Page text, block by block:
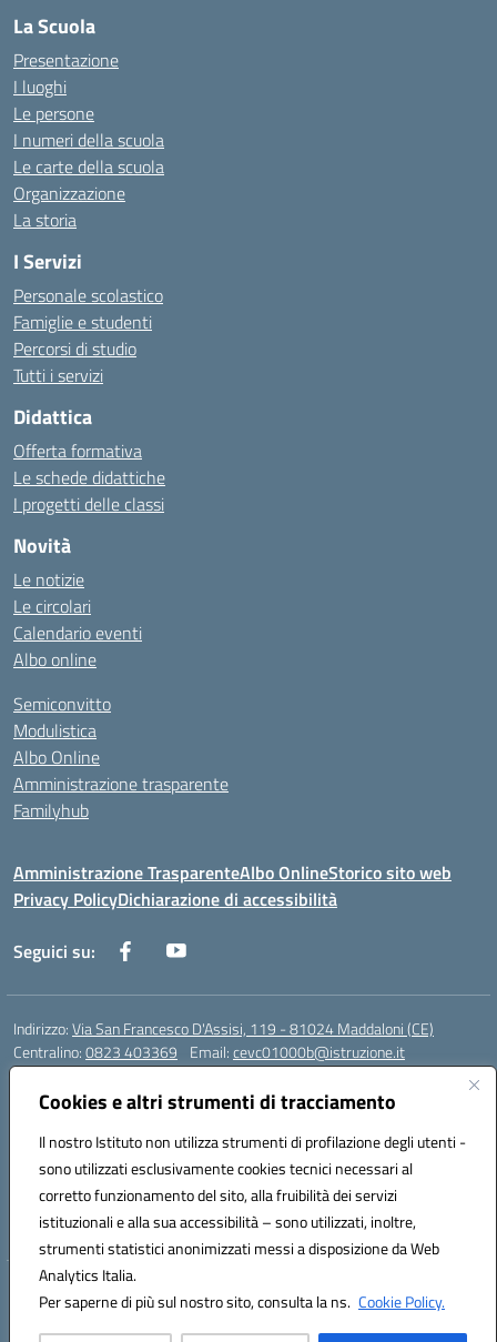
Cookies e altri strumenti di tracciamento
Il nostro Istituto non utilizza strumenti di profilazione degli utenti -
sono utilizzati esclusivamente cookies tecnici necessari al
corretto funzionamento del sito, alla fruibilità dei servizi
istituzionali e alla sua accessibilità – sono utilizzati, inoltre,
strumenti statistici anonimizzati messi a disposizione da Web
Analytics Italia.
Per saperne di più sul nostro sito, consulta la ns. Cookie Policy.
La Scuola
Presentazione
I luoghi
Le persone
I numeri della scuola
Le carte della scuola
Organizzazione
La storia
I Servizi
Personale scolastico
Famiglie e studenti
Percorsi di studio
Tutti i servizi
Didattica
Offerta formativa
Le schede didattiche
I progetti delle classi
Novità
Le notizie
Le circolari
Calendario eventi
Albo online
Semiconvitto
Modulistica
Albo Online
Amministrazione trasparente
Familyhub
Amministrazione TrasparenteAlbo OnlineStorico sito web
Privacy PolicyDichiarazione di accessibilità
Seguici su:
Indirizzo:Via San Francesco D'Assisi, 119 - 81024 Maddaloni (CE)
Centralino:0823 403369 Email:cevc01000b@istruzione.it
Posta elettronica certificata (PEC):
Codice fiscale: 80004990612 (Convitto) - 93044680614 (Scuole
Annesse)
Codice meccanografico:CEVC01000B
Codice Indice delle Pubbliche Amministrazioni (IPA): istsc_cevc01000b
Codice unico di fatturazione (CUF): ZUT1RT
Hosting & Powered by 3D Solution S.r.l.
Concept & Design by Designers Italia